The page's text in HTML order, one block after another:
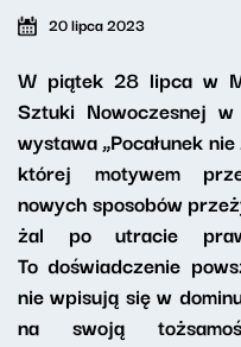
20 lipca 2023
W piątek 28 lipca w
Sztuki Nowoczesnej
wystawa „Pocałunek
której motywem
nowych sposobów
żal po utracie
To doświadczenie
nie wpisują się w
na swoją